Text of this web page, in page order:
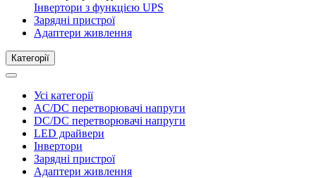
Інвертори з функцією UPS
Зарядні пристрої
Адаптери живлення
Категорії
Усі категорії
AC/DC перетворювачі напруги
DC/DC перетворювачі напруги
LED драйвери
Інвертори
Зарядні пристрої
Адаптери живлення